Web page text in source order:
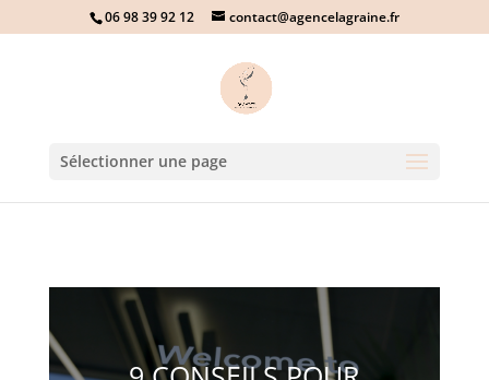
06 98 39 92 12 contact@agencelagraine.fr
Sélectionner une page